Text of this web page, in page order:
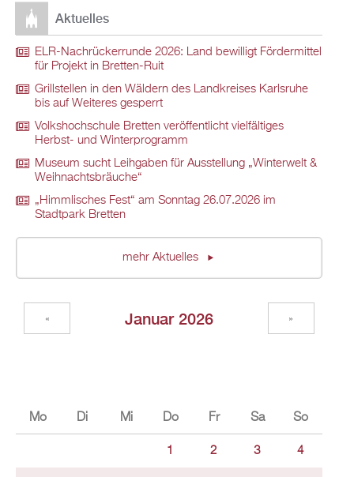
Aktuelles
ELR-Nachrückerrunde 2026: Land bewilligt Fördermittel
für Projekt in Bretten-Ruit
Grillstellen in den Wäldern des Landkreises Karlsruhe
bis auf Weiteres gesperrt
Volkshochschule Bretten veröffentlicht vielfältiges
Herbst- und Winterprogramm
Museum sucht Leihgaben für Ausstellung „Winterwelt &
Weihnachtsbräuche“
„Himmlisches Fest“ am Sonntag 26.07.2026 im
Stadtpark Bretten
mehr Aktuelles
Januar 2026
« »
Mo Di Mi Do Fr Sa So
1 2 3 4